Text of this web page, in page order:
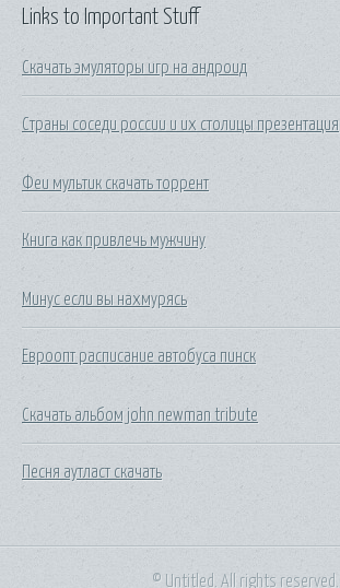
Links to Important Stuff
Скачать эмуляторы игр на андроид
Страны соседи россии и их столицы презентация
Феи мультик скачать торрент
Книга как привлечь мужчину
Минус если вы нахмурясь
Евроопт расписание автобуса пинск
Скачать альбом john newman tribute
Песня аутласт скачать
© Untitled. All rights reserved.